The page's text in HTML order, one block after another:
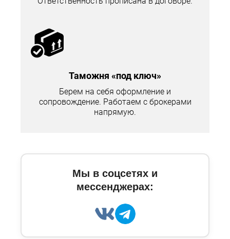
Таможня «под ключ»
Берем на себя оформление и
сопровождение. Работаем с брокерами
напрямую.
Мы в соцсетях и
мессенджерах: